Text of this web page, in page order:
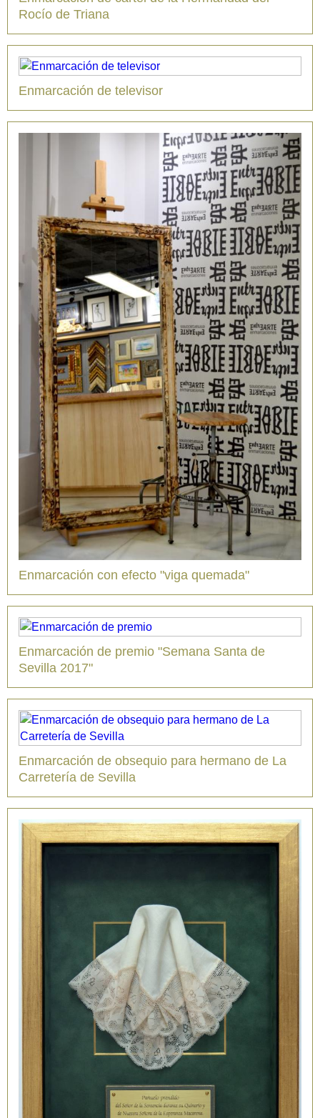
Rocío de Triana
Enmarcación de televisor
Enmarcación con efecto "viga quemada"
Enmarcación de premio "Semana Santa de
Sevilla 2017"
Enmarcación de obsequio para hermano de La
Carretería de Sevilla